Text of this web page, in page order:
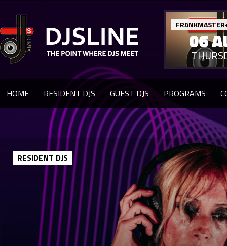
06
HOME RESIDENT DJS GUEST DJS PROGRAMS
RESIDENT DJS